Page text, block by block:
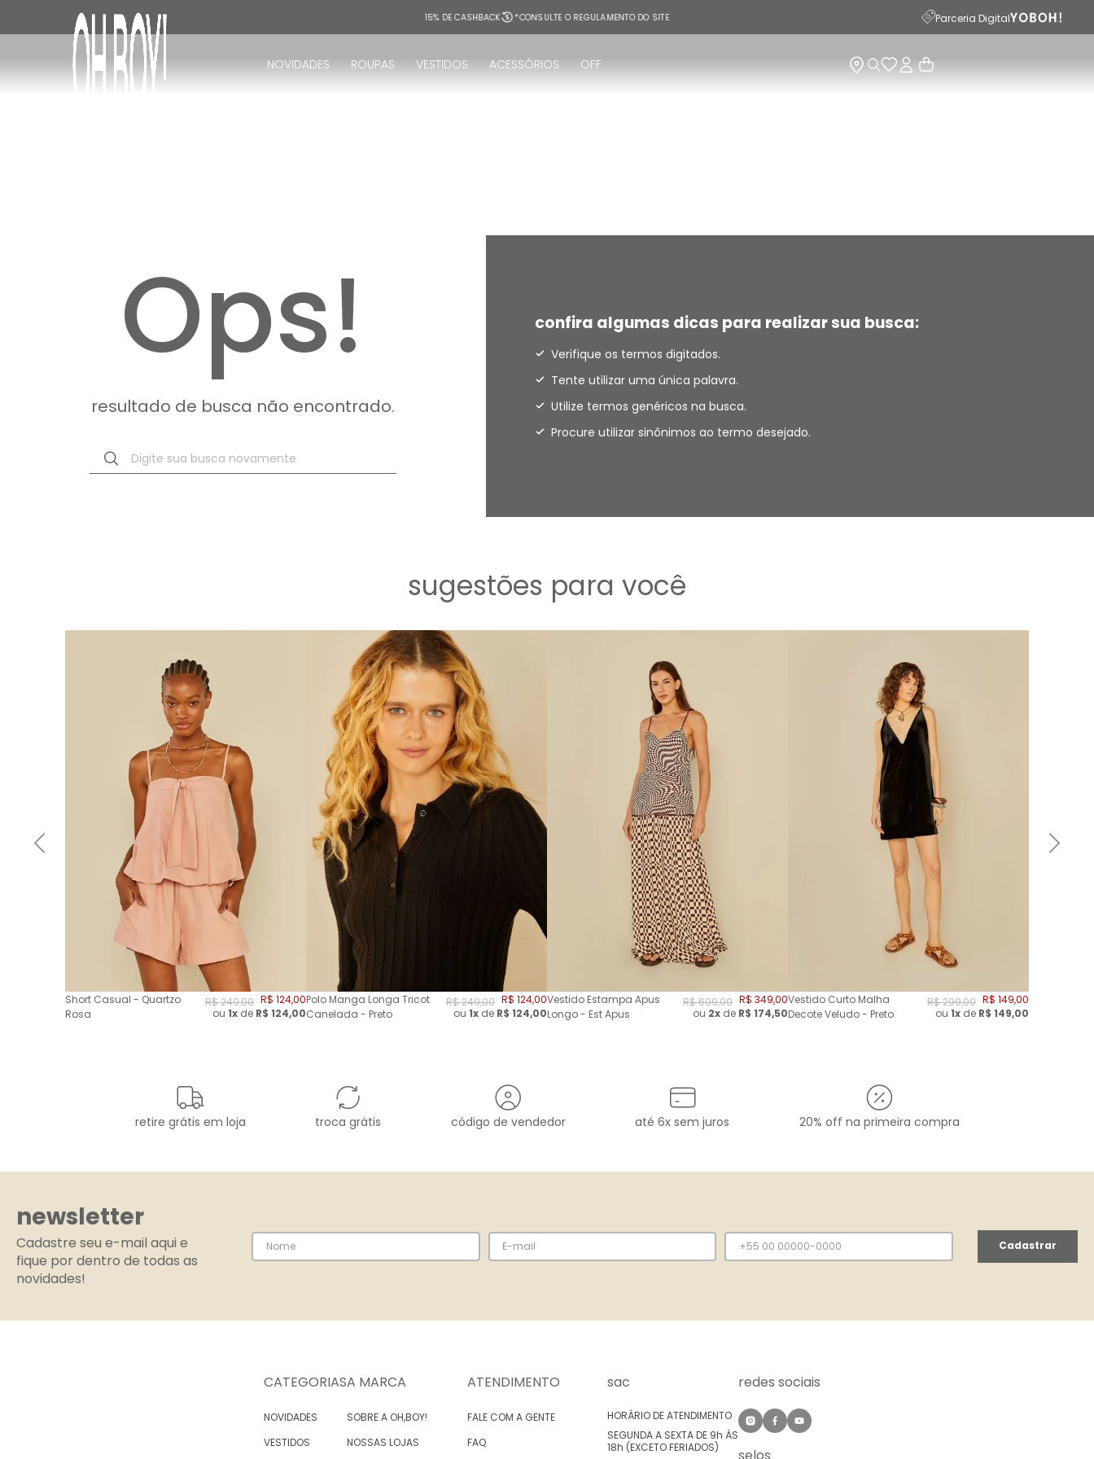
15% DE CASHBACK *CONSULTE O REGULAMENTO DO SITE Parceria Digital
NOVIDADES ROUPAS VESTIDOS ACESSÓRIOS OFF
Ops!
resultado de busca não encontrado.
Digite sua busca novamente
confira algumas dicas para realizar sua busca:
Verifique os termos digitados.
Tente utilizar uma única palavra.
Utilize termos genéricos na busca.
Procure utilizar sinônimos ao termo desejado.
sugestões para você
Short Casual - Quartzo
Rosa
R$249,00 R$ 124,00
ou 1x de R$ 124,00
Polo Manga Longa Tricot
Canelada - Preto
R$249,00 R$ 124,00
ou 1x de R$ 124,00
Vestido Estampa Apus
Longo - Est Apus
R$699,00 R$ 349,00
ou 2x de R$ 174,50
Vestido Curto Malha
Decote Veludo - Preto
R$299,00 R$ 149,00
ou 1x de R$ 149,00
retire grátis em loja troca grátis código de vendedor até 6x sem juros 20% off na primeira compra
newsletter
Cadastre seu e-mail aqui e
fique por dentro de todas as
novidades!
Cadastrar
CATEGORIAS
NOVIDADES
VESTIDOS
A MARCA
SOBRE A OH,BOY!
NOSSAS LOJAS
ATENDIMENTO
FALE COM A GENTE
FAQ
sac
HORÁRIO DE ATENDIMENTO
SEGUNDA A SEXTA DE 9h ÀS
18h (EXCETO FERIADOS)
redes sociais
TERMOS MAIS BUSCADOS
vestido
vestido longo